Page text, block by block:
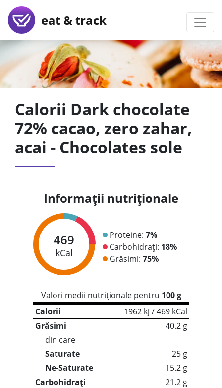
eat & track
Calorii Dark chocolate
72% cacao, zero zahar,
acai - Chocolates sole
Informații nutriționale
469
kCal
Proteine: 7%
Carbohidrați: 18%
Grăsimi: 75%
Valori medii nutriționale pentru 100 g
Calorii
1962 kj / 469 kCal
Grăsimi
40.2 g
din care
Saturate
25 g
Ne-Saturate
15.2 g
Carbohidrați
21.2 g